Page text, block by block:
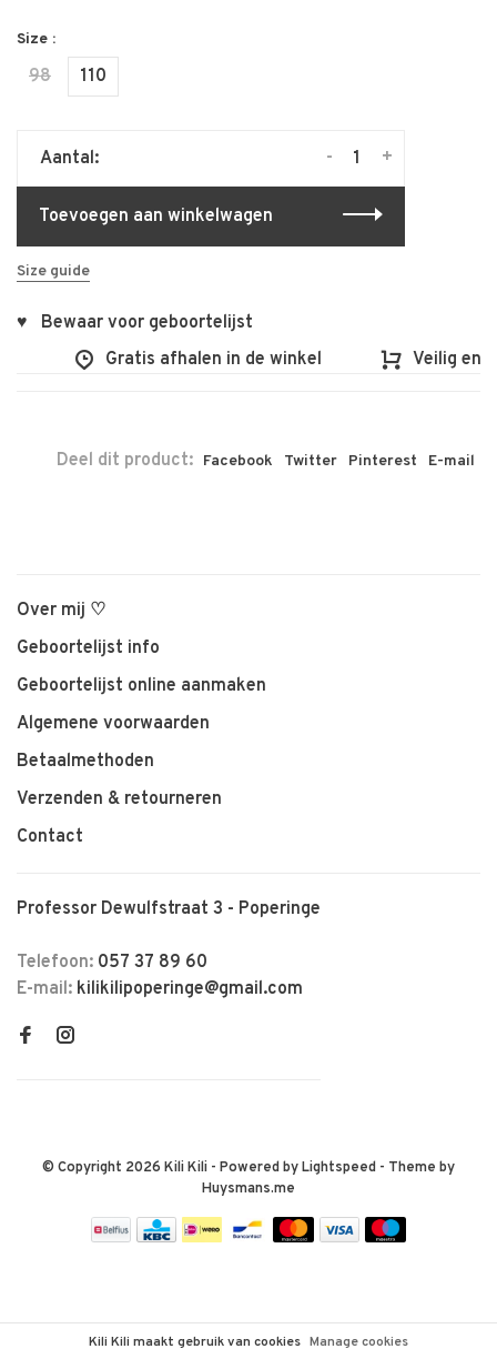
Size :
98 110
Aantal: +
-
Toevoegen aan winkelwagen
Size guide
♥ Bewaar voor geboortelijst
Gratis afhalen in de winkel Veilig en
Deel dit product: Facebook Twitter Pinterest E-mail
Over mij ♡
Geboortelijst info
Geboortelijst online aanmaken
Algemene voorwaarden
Betaalmethoden
Verzenden & retourneren
Contact
Professor Dewulfstraat 3 - Poperinge
Telefoon: 057 37 89 60
E-mail: kilikilipoperinge@gmail.com
© Copyright 2026 Kili Kili - Powered byLightspeed - Theme by
Huysmans.me
Kili Kili maakt gebruik van cookies Manage cookies